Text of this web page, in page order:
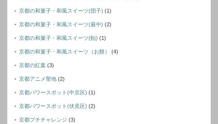
京都の和菓子・和風スイーツ(団子) (1)
京都の和菓子・和風スイーツ(最中) (2)
京都の和菓子・和風スイーツ(飴) (1)
京都の和菓子・和風スイーツ（お餅） (4)
京都の紅葉 (3)
京都アニメ聖地 (2)
京都パワースポット(中京区) (1)
京都パワースポット(伏見区) (2)
京都プチチャレンジ (3)